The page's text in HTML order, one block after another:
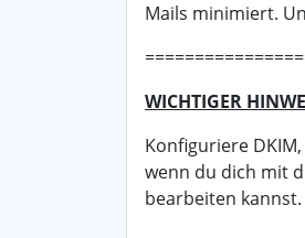
Mails minimiert.
WICHTIGER
Konfiguriere
wenn du dich mit
bearbeiten